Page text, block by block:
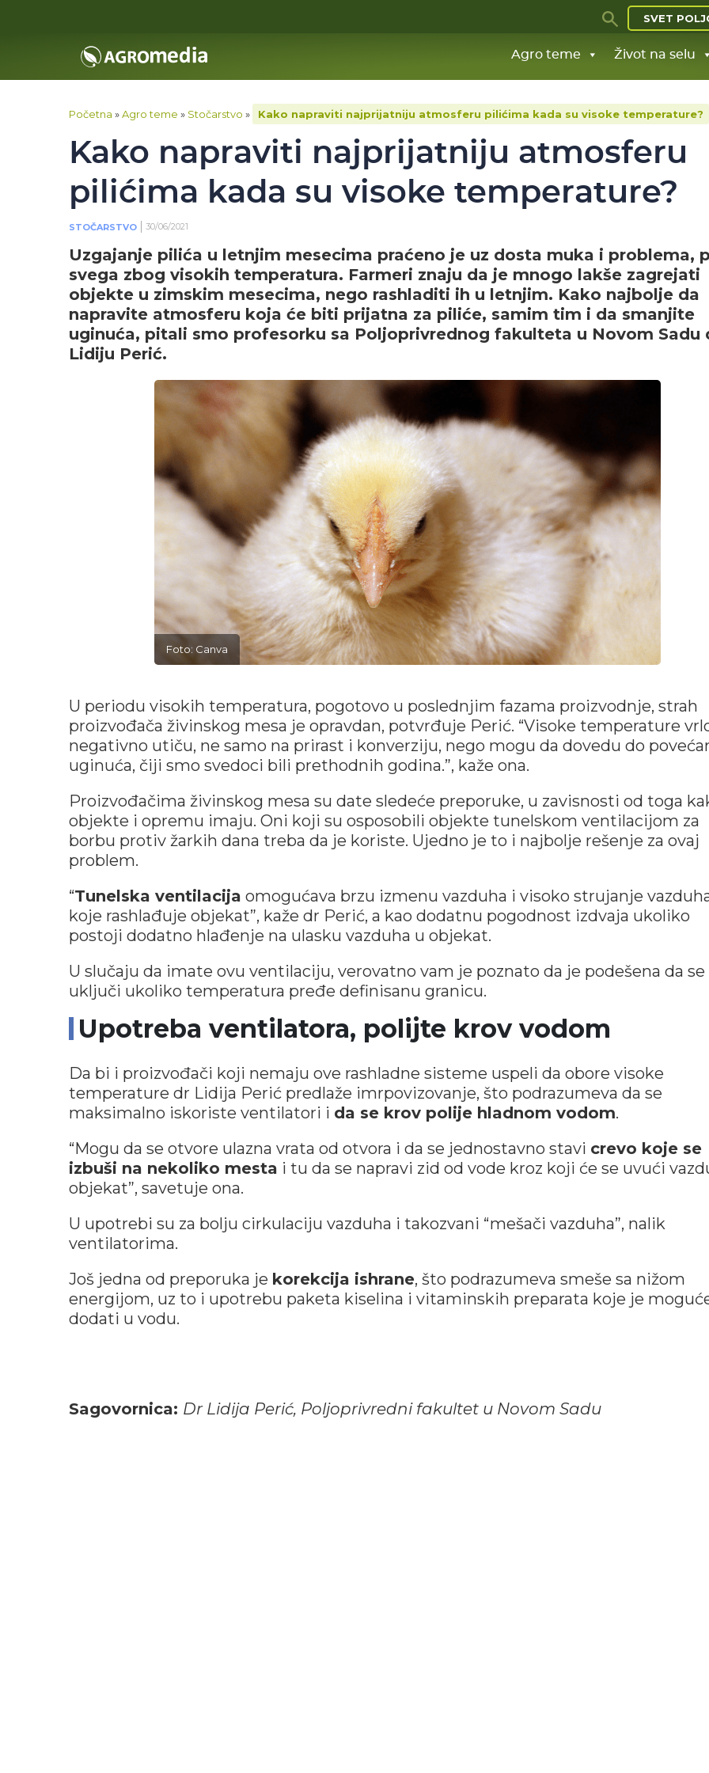
SVET
Agro teme Život na selu
Početna »Agro teme » Stočarstvo » Kako napraviti najprijatniju atmosferu pilićima kada su visoke temperature?
Kako napraviti najprijatniju atmosferu
pilićima kada su visoke temperature?
STOČARSTVO 30/06/2021
Uzgajanje pilića u letnjim mesecima praćeno je uz dosta muka i problema,
svega zbog visokih temperatura. Farmeri znaju da je mnogo lakše zagrejati
objekte u zimskim mesecima, nego rashladiti ih u letnjim. Kako najbolje da
napravite atmosferu koja će biti prijatna za piliće, samim tim i da smanjite
uginuća, pitali smo profesorku sa Poljoprivrednog fakulteta u Novom Sadu
Lidiju Perić.
Foto: Canva
U periodu visokih temperatura, pogotovo u poslednjim fazama proizvodnje, strah
proizvođača živinskog mesa je opravdan, potvrđuje Perić. “Visoke temperature
negativno utiču, ne samo na prirast i konverziju, nego mogu da dovedu do
uginuća, čiji smo svedoci bili prethodnih godina.”, kaže ona.
Proizvođačima živinskog mesa su date sledeće preporuke, u zavisnosti od toga
objekte i opremu imaju. Oni koji su osposobili objekte tunelskom ventilacijom za
borbu protiv žarkih dana treba da je koriste. Ujedno je to i najbolje rešenje za ovaj
problem.
“Tunelska ventilacija omogućava brzu izmenu vazduha i visoko strujanje
koje rashlađuje objekat”, kaže dr Perić, a kao dodatnu pogodnost izdvaja ukoliko
postoji dodatno hlađenje na ulasku vazduha u objekat.
U slučaju da imate ovu ventilaciju, verovatno vam je poznato da je podešena da se
uključi ukoliko temperatura pređe definisanu granicu.
Upotreba ventilatora, polijte krov vodom
Da bi i proizvođači koji nemaju ove rashladne sisteme uspeli da obore visoke
temperature dr Lidija Perić predlaže imrpovizovanje, što podrazumeva da se
maksimalno iskoriste ventilatori i da se krov polije hladnom vodom.
“Mogu da se otvore ulazna vrata od otvora i da se jednostavno stavi crevo koje se
izbuši na nekoliko mesta i tu da se napravi zid od vode kroz koji će se uvući
objekat”, savetuje ona.
U upotrebi su za bolju cirkulaciju vazduha i takozvani “mešači vazduha”, nalik
ventilatorima.
Još jedna od preporuka je korekcija ishrane, što podrazumeva smeše sa nižom
energijom, uz to i upotrebu paketa kiselina i vitaminskih preparata koje je
dodati u vodu.
Sagovornica: Dr Lidija Perić, Poljoprivredni fakultet u Novom Sadu